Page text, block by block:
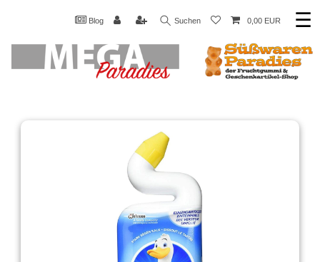
Blog Suchen 0,00 EUR ☰